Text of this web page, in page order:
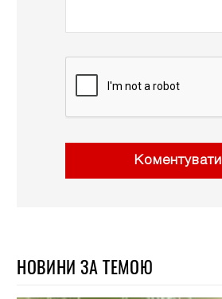
Коментувати
НОВИНИ ЗА ТЕМОЮ